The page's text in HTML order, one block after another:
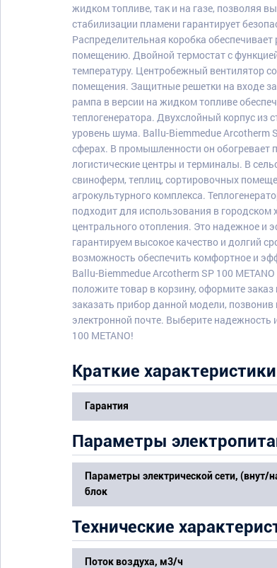
жидком топливе, так и на газе, позволяя
стабилизации пламени гарантирует
Распределительная коробка
помещению. Двойной термостат с
температуру. Центробежный вентилятор
помещения. Защитные решетки на входе
рампа в версии на жидком топливе
теплогенератора. Двухслойный корпус из
уровень шума. Ballu-Biemmedue Arcotherm
сферах. В промышленности он обогревает
логистические центры и терминалы. В
свиноферм, теплиц, сортировочных
агрокультурного комплекса.
подходит для использования в
центрального отопления. Это надежное
гарантируем высокое качество и долгий
возможность обеспечить комфортное и
Ballu-Biemmedue Arcotherm SP 100
положите товар в корзину, оформите
заказать прибор данной модели,
электронной почте. Выберите надежность
100 METANO!
Краткие характеристики
Гарантия
Параметры
Параметры электрической сети, (внут/
блок
Технические
Поток воздуха, м3/ч